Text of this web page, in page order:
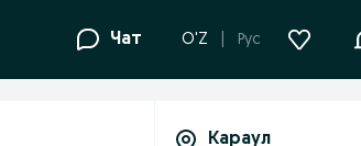
Чат O'Z Рус